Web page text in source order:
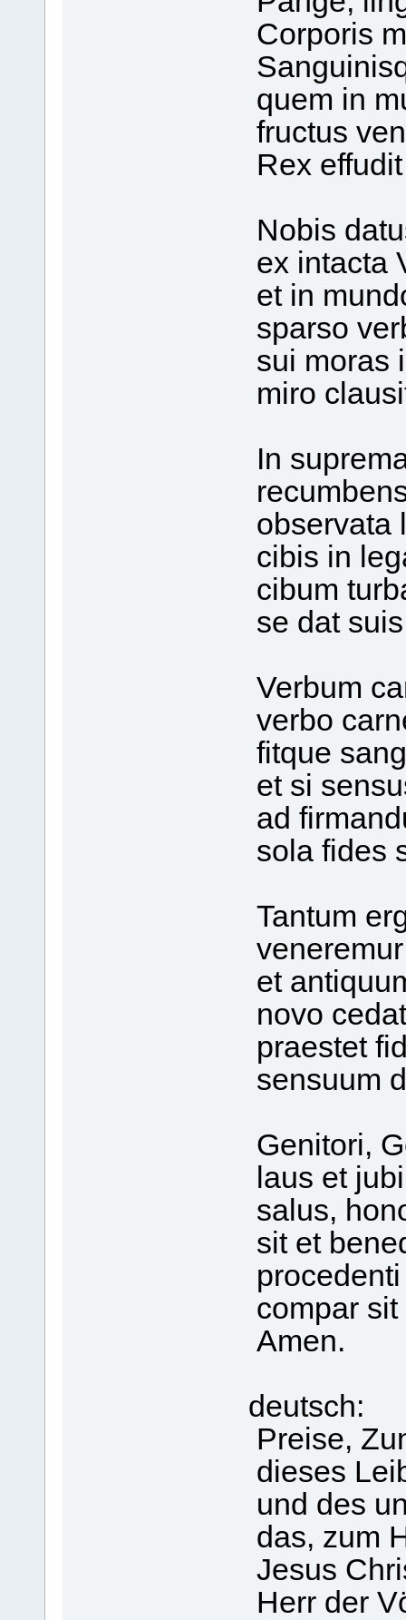
Corporis
quem in
fructus
Rex
Nobis
ex intacta
et in
sparso
sui moras
miro
In
observata
cibis in
cibum
se dat
Verbum
verbo
fitque
et si
ad
sola fides
Tantum
et
novo
praestet
sensuum
Genitori,
laus et
salus,
sit et
compar
Amen.
deutsch:
Preise,
dieses
und des
das, zum
Jesus
Herr der